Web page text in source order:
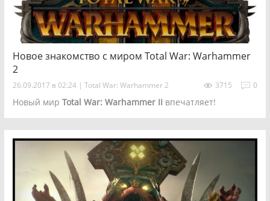
Новое знакомство с миром Total War: Warhammer
2
26.09.2017 в 02:24 | Total War: Warhammer 2 0
3715
Новый мир Total War: Warhammer II впечатляет!